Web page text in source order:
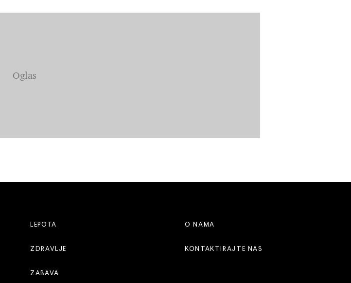
LEPOTA
ZDRAVLJE
ZABAVA
O NAMA
KONTAKTIRAJTE NAS